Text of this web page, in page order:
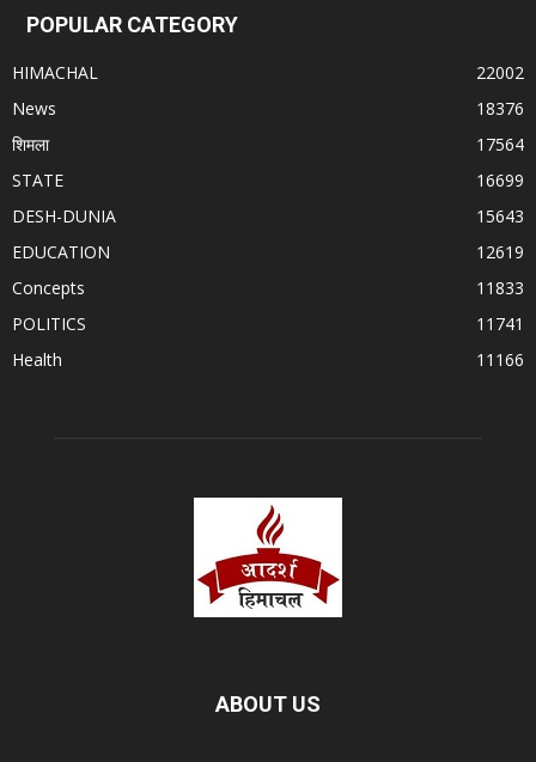
POPULAR CATEGORY
HIMACHAL
22002
News
18376
शिमला
17564
STATE
16699
DESH-DUNIA
15643
EDUCATION
12619
Concepts
11833
POLITICS
11741
Health
11166
ABOUT US